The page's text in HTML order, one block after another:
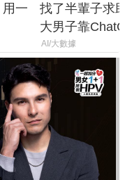
一
找了半輩子求
大男子靠
年家人
AI/大數據